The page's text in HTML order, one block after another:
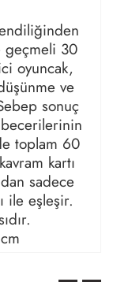
30
oyuncak,
ve
sonuç
toplam 60
kartı
sadece
ile eşleşir.